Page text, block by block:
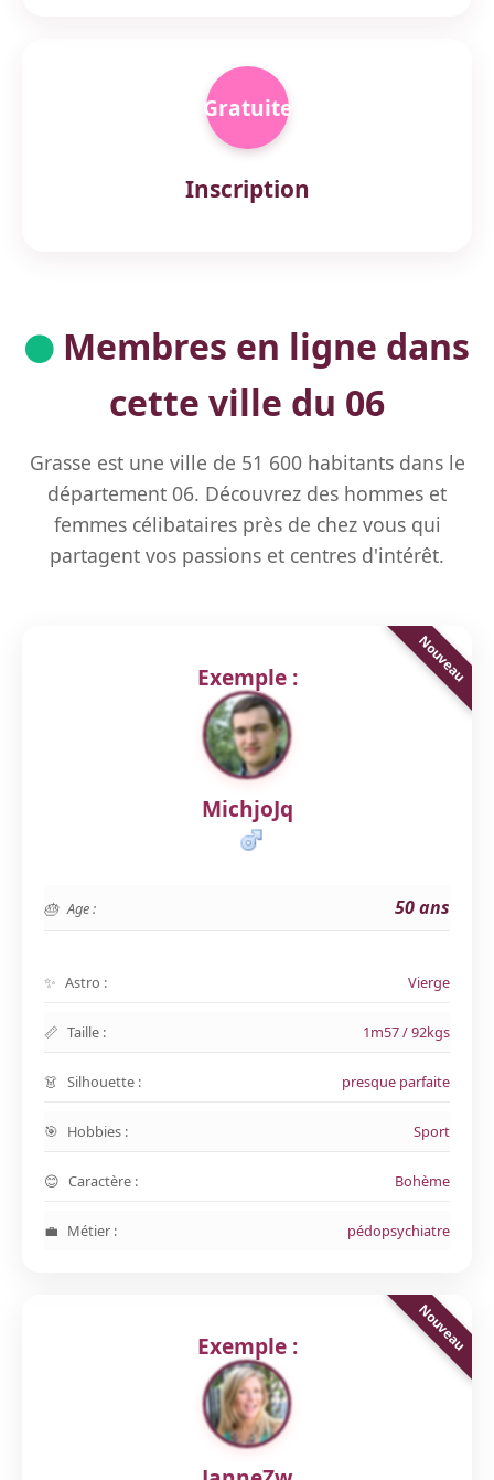
Gratuite
Inscription
Membres en ligne dans
cette ville du 06
Grasse est une ville de 51 600 habitants dans le
département 06. Découvrez des hommes et
femmes célibataires près de chez vous qui
partagent vos passions et centres d'intérêt.
Exemple :
MichjoJq
Age : 50 ans
Astro : Vierge
Taille : 1m57 / 92kgs
Silhouette : presque parfaite
Hobbies : Sport
Caractère : Bohème
Métier : pédopsychiatre
Exemple :